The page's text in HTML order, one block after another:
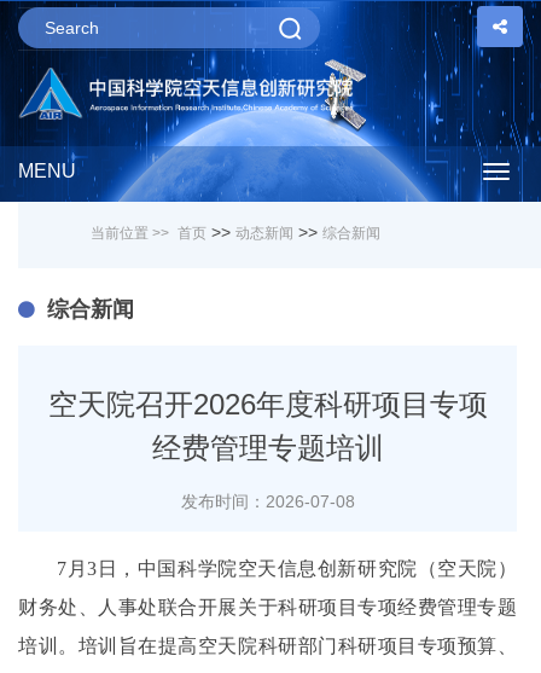
MENU
当前位置 >> 首页 >> 动态新闻 >> 综合新闻
综合新闻
空天院召开2026年度科研项目专项
经费管理专题培训
发布时间：2026-07-08
7月3日，中国科学院空天信息创新研究院（空天院）
财务处、人事处联合开展关于科研项目专项经费管理专题
培训。培训旨在提高空天院科研部门科研项目专项预算、